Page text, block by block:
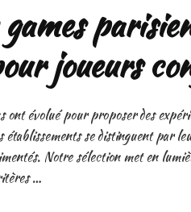
games
joueurs
ont évolué pour proposer des
se distinguent par
Notre sélection met en
…